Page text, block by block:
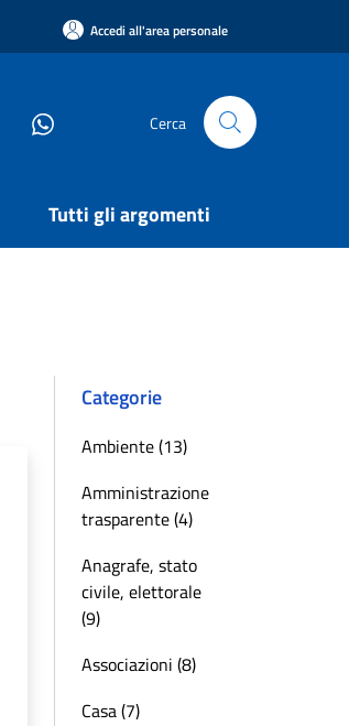
Accedi all'area personale
Cerca
Tutti gli argomenti
Categorie
Ambiente (13)
Amministrazione
trasparente (4)
Anagrafe, stato
civile, elettorale
(9)
Associazioni (8)
Casa (7)